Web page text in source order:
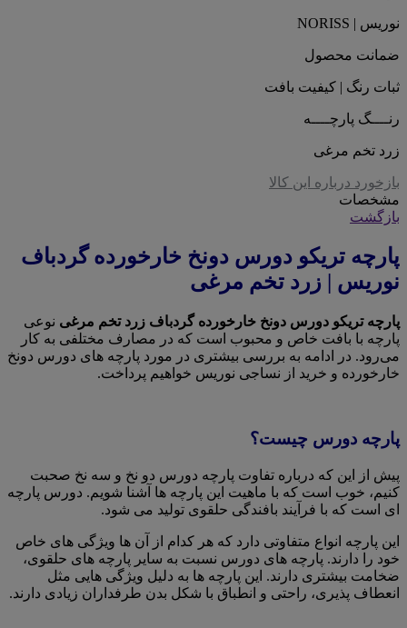
نوریس | NORISS
ضمانت محصول
ثبات رنگ | کیفیت بافت
رنــــگ پارچــــه
زرد تخم مرغی
بازخورد درباره این کالا
مشخصات
بازگشت
پارچه تریکو دورس دونخ خارخورده گردباف
نوریس | زرد تخم مرغی
پارچه تریکو دورس دونخ خارخورده گردباف زرد تخم مرغی نوعی
پارچه با بافت خاص و محبوب است که در مصارف مختلفی به کار
می‌رود. در ادامه به بررسی بیشتری در مورد پارچه های دورس دونخ
خارخورده و خرید از نساجی نوریس خواهیم پرداخت.
پارچه دورس چیست؟
پیش از این که درباره تفاوت پارچه دورس دو نخ و سه نخ صحبت
کنیم، خوب است که با ماهیت این پارچه ها آشنا شویم. دورس پارچه
ای است که با فرآیند بافندگی حلقوی تولید می شود.
این پارچه انواع متفاوتی دارد که هر کدام از آن ها ویژگی های خاص
خود را دارند. پارچه های دورس نسبت به سایر پارچه های حلقوی،
ضخامت بیشتری دارند. این پارچه ها به دلیل ویژگی هایی مثل
انعطاف پذیری، راحتی و انطباق با شکل بدن طرفداران زیادی دارند.